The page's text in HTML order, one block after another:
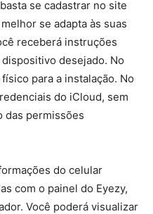
se cadastrar no site
se adapta às suas
receberá instruções
desejado. No
para a instalação. No
do iCloud, sem
das permissões
do celular
com o painel do Eyezy,
Você poderá visualizar